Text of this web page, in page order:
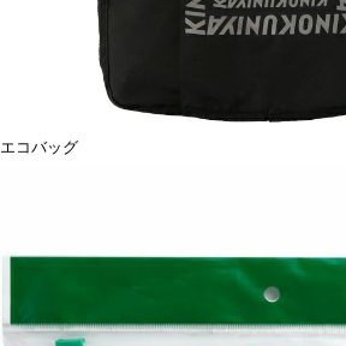
エコバッグ